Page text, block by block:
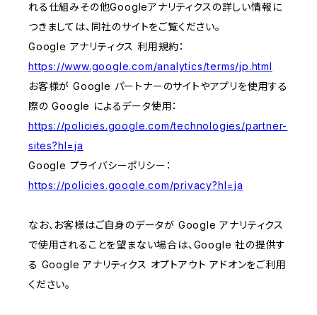
れる仕組みその他Googleアナリティクスの詳しい情報に
つきましては、同社のサイトをご覧ください。
Google アナリティクス 利用規約：
https://www.google.com/analytics/terms/jp.html
お客様が Google パートナーのサイトやアプリを使用する
際の Google によるデータ使用：
https://policies.google.com/technologies/partner-
sites?hl=ja
Google プライバシーポリシー：
https://policies.google.com/privacy?hl=ja
なお、お客様はご自身のデータが Google アナリティクス
で使用されることを望まない場合は、Google 社の提供す
る Google アナリティクス オプトアウト アドオンをご利用
ください。